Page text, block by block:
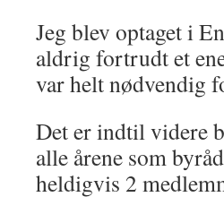
Jeg blev optaget i
aldrig fortrudt et
var helt nødvendig
Det er indtil videre
alle årene som
heldigvis 2